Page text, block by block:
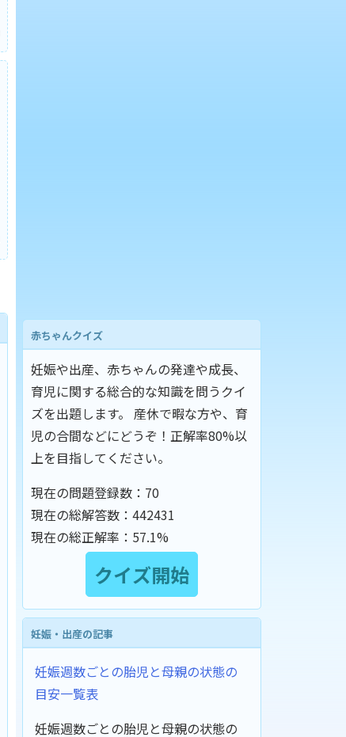
赤ちゃんクイズ
妊娠や出産、赤ちゃんの発達や成長、
育児に関する総合的な知識を問うクイ
ズを出題します。 産休で暇な方や、育
児の合間などにどうぞ！正解率80%以
上を目指してください。
現在の問題登録数： 70
現在の総解答数： 442431
現在の総正解率： 57.1%
妊娠・出産の記事
妊娠週数ごとの胎児と母親の状態の
目安一覧表
妊娠週数ごとの胎児と母親の状態の